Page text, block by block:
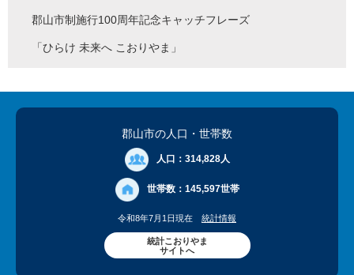
郡山市制施行100周年記念キャッチフレーズ
「ひらけ 未来へ こおりやま」
郡山市の人口 ・世帯数
人口： 314,828人
世帯数： 145,597世帯
令和8年7月1日現在 統計情報
統計こおりやま
サイトへ